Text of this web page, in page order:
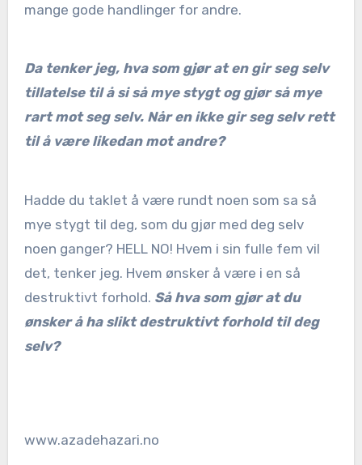
mange gode handlinger for andre.
Da tenker jeg, hva som gjør at en gir seg selv
tillatelse til å si så mye stygt og gjør så mye
rart mot seg selv. Når en ikke gir seg selv rett
til å være likedan mot andre?
Hadde du taklet å være rundt noen som sa så
mye stygt til deg, som du gjør med deg selv
noen ganger? HELL NO! Hvem i sin fulle fem vil
det, tenker jeg. Hvem ønsker å være i en så
destruktivt forhold. Så hva som gjør at du
ønsker å ha slikt destruktivt forhold til deg
selv?
www.azadehazari.no